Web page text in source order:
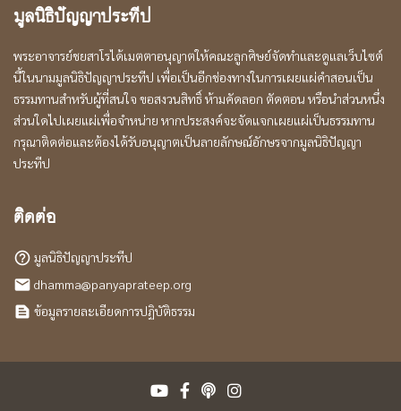
มูลนิธิปัญญาประทีป
พระอาจารย์ชยสาโรได้เมตตาอนุญาตให้คณะลูกศิษย์จัดทำและดูแลเว็บไซต์
นี้ในนามมูลนิธิปัญญาประทีป เพื่อเป็นอีกช่องทางในการเผยแผ่คำสอนเป็น
ธรรมทานสำหรับผู้ที่สนใจ ขอสงวนสิทธิ์ ห้ามคัดลอก ตัดตอน หรือนำส่วนหนึ่ง
ส่วนใดไปเผยแผ่เพื่อจำหน่าย หากประสงค์จะจัดแจกเผยแผ่เป็นธรรมทาน
กรุณาติดต่อและต้องได้รับอนุญาตเป็นลายลักษณ์อักษรจากมูลนิธิปัญญา
ประทีป
ติดต่อ
help_outline มูลนิธิปัญญาประทีป
local_post_office dhamma@panyaprateep.org
text_snippet ข้อมูลรายละเอียดการปฏิบัติธรรม